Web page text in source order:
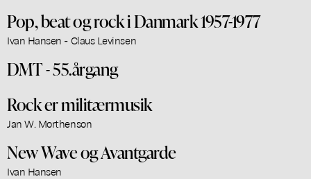
Pop, beat og rock i Danmark 1957-1977
Ivan Hansen - Claus Levinsen
DMT - 55.årgang
Rock er militærmusik
Jan W. Morthenson
New Wave og Avantgarde
Ivan Hansen